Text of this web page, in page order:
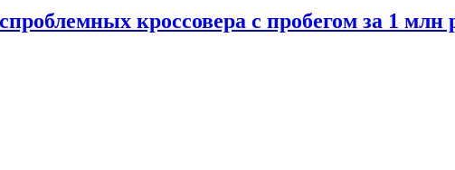
кроссовера с пробегом за 1 млн